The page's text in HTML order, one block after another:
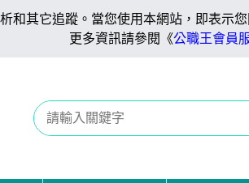
和其它追蹤。當您使用本網站，即表示
更多資訊請參閱《公職王會員